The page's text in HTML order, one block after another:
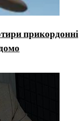
прикордонні